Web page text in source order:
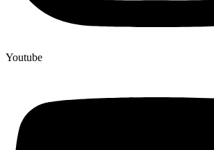
Youtube